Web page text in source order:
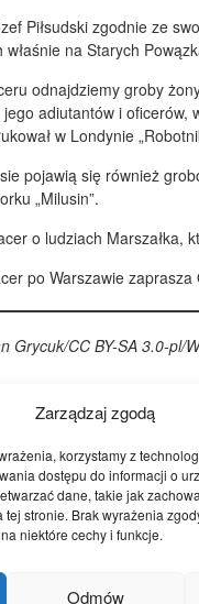
Zarządzaj zgodą
korzystamy z
dostępu do informacji o
dane, takie jak
stronie. Brak wyrażenia
niektóre cechy i funkcje.
Odmów
Piłsudski zgodnie ze
na Starych
odnajdziemy groby
jego adiutantów i
w Londynie
pojawią się również
„Milusin”.
o ludziach Marszałka,
po Warszawie zaprasza
Grycuk/CC BY-SA 3.0-pl/